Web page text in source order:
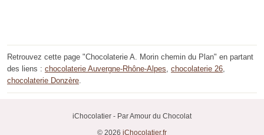
Retrouvez cette page "Chocolaterie A. Morin chemin du Plan" en partant
des liens : chocolaterie Auvergne-Rhône-Alpes chocolaterie 26
chocolaterie Donzère
iChocolatier - Par Amour du Chocolat
© 2026 iChocolatier.fr